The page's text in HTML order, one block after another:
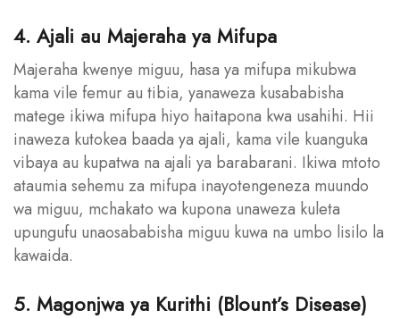
4. Ajali au Majeraha ya Mifupa
Majeraha kwenye miguu, hasa ya mifupa mikubwa
kama vile femur au tibia, yanaweza kusababisha
matege ikiwa mifupa hiyo haitapona kwa usahihi. Hii
inaweza kutokea baada ya ajali, kama vile kuanguka
vibaya au kupatwa na ajali ya barabarani. Ikiwa mtoto
ataumia sehemu za mifupa inayotengeneza muundo
wa miguu, mchakato wa kupona unaweza kuleta
upungufu unaosababisha miguu kuwa na umbo lisilo la
kawaida.
5. Magonjwa ya Kurithi (Blount’s Disease)